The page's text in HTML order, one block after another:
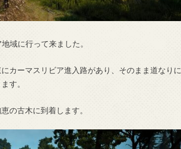
域に行って来ました。
カーマスリビア進入路があり、そのまま道なりに
す。
の古木に到着します。